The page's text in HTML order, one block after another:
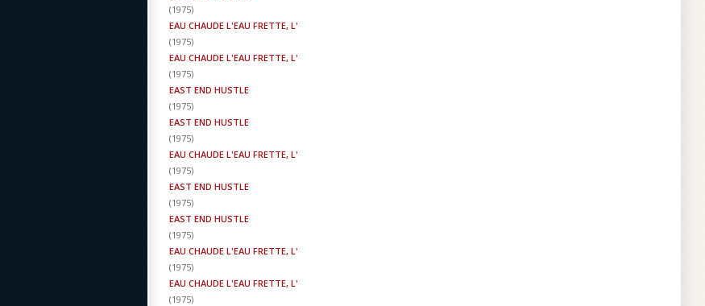
(1975)
EAU CHAUDE L'EAU FRETTE, L'
(1975)
EAU CHAUDE L'EAU FRETTE, L'
(1975)
EAST END HUSTLE
(1975)
EAST END HUSTLE
(1975)
EAU CHAUDE L'EAU FRETTE, L'
(1975)
EAST END HUSTLE
(1975)
EAST END HUSTLE
(1975)
EAU CHAUDE L'EAU FRETTE, L'
(1975)
EAU CHAUDE L'EAU FRETTE, L'
(1975)